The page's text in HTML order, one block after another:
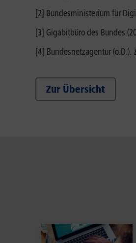
[2] Bundesministerium für
[3] Gigabitbüro des Bundes
[4] Bundesnetzagentur (o.D.).
Zur Übersicht